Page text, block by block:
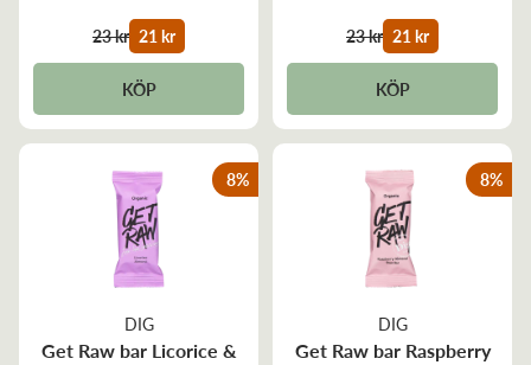
23 kr 21 kr
KÖP
23 kr 21 kr
KÖP
DIG
Get Raw bar Licorice &
8%
DIG
Get Raw bar Raspberry
8%